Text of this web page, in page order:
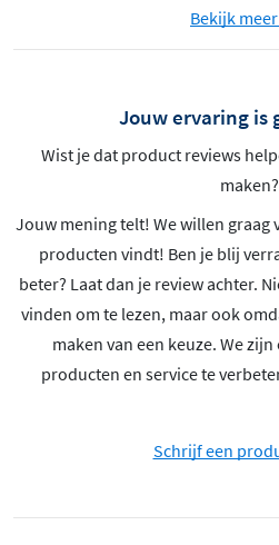
Bekijk
Jouw ervaring is
Wist je dat product reviews
maken?
Jouw mening telt! We willen graag
producten vindt! Ben je blij
beter? Laat dan je review achter.
vinden om te lezen, maar ook
maken van een keuze. We
producten en service te
Schrijf een